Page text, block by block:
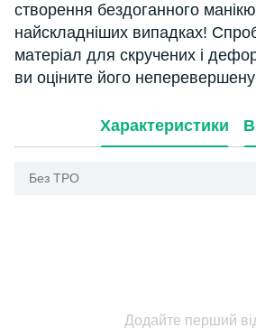
створення бездоганного
найскладніших випадках!
матеріал для скручених і
ви оціните його неперевершену
Характеристики
Без ТРО
Додайте перший